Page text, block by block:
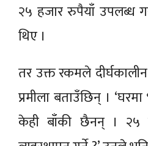
२५ हजार रुपैयाँ उपलब्ध
थिए ।
तर उक्त रकमले
प्रमीला बताउँछिन् ।
केही बाँकी छैनन् । २५